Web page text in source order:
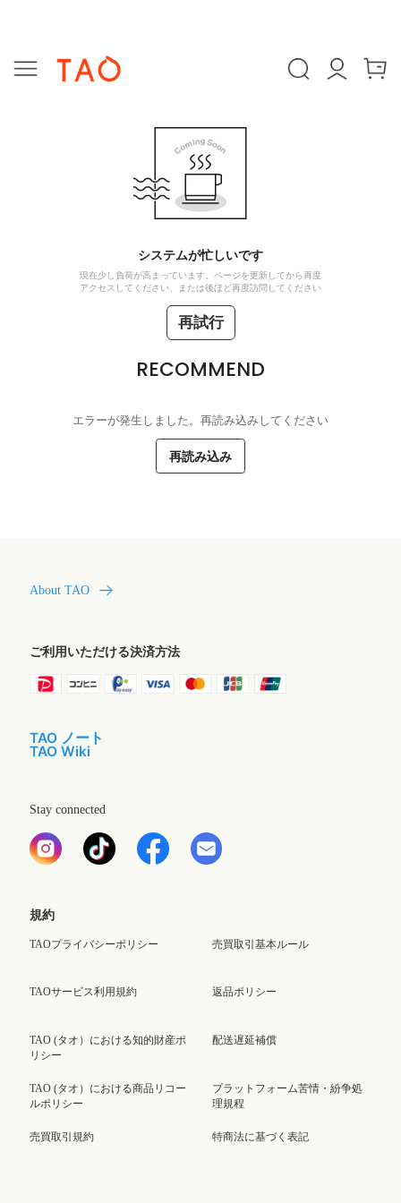
システムが忙しいです
現在少し負荷が高まっています。ページを更新してから再度
アクセスしてください、または後ほど再度訪問してください
再試行
RECOMMEND
エラーが発生しました。再読み込みしてください
再読み込み
About TAO
ご利用いただける決済方法
TAO ノート
TAO Wiki
Stay connected
規約
TAOプライバシーポリシー
TAOサービス利用規約
TAO (タオ）における知的財産ポ
リシー
TAO (タオ）における商品リコー
ルポリシー
売買取引規約
売買取引基本ルール
返品ポリシー
配送遅延補償
プラットフォーム苦情・紛争処
理規程
特商法に基づく表記